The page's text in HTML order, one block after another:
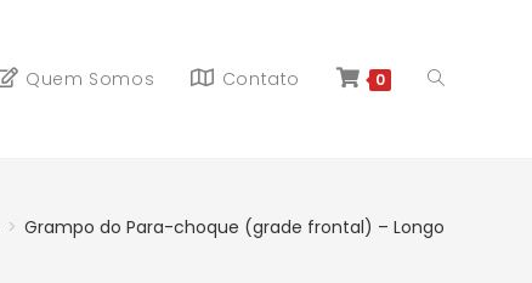
Quem Somos Contato 0
> Grampo do Para-choque (grade frontal) – Longo